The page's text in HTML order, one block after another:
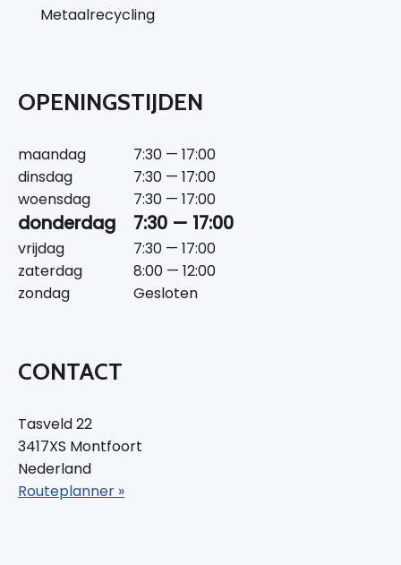
Metaalrecycling
OPENINGSTIJDEN
maandag
7:30 — 17:00
dinsdag
7:30 — 17:00
woensdag
7:30 — 17:00
donderdag 7:30 — 17:00
vrijdag
7:30 — 17:00
zaterdag
8:00 — 12:00
zondag
Gesloten
CONTACT
Tasveld 22
3417XS Montfoort
Nederland
Routeplanner »